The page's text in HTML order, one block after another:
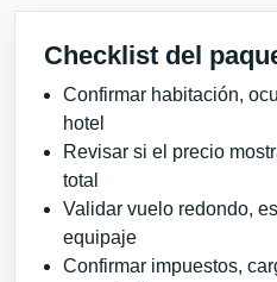
Checklist del
Confirmar habitación,
hotel
Revisar si el precio
total
Validar vuelo redondo,
equipaje
Confirmar impuestos,